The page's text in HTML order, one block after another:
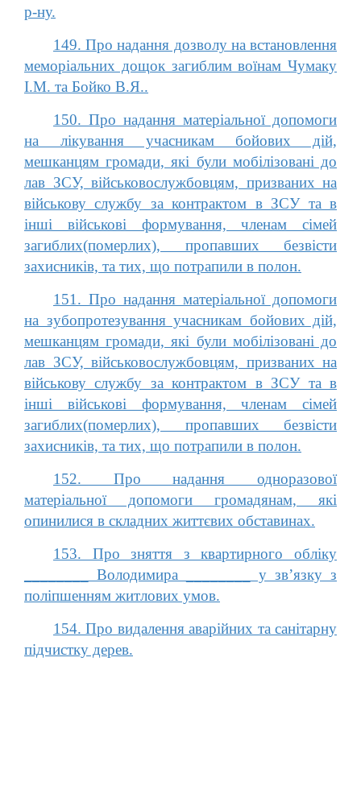
р-ну.
149. Про надання дозволу на встановлення
меморіальних дощок загиблим воїнам Чумаку
І.М. та Бойко В.Я..
150. Про надання матеріальної допомоги
на лікування учасникам бойових дій,
мешканцям громади, які були мобілізовані до
лав ЗСУ, військовослужбовцям, призваних на
військову службу за контрактом в ЗСУ та в
інші військові формування, членам сімей
загиблих(померлих), пропавших безвісти
захисників, та тих, що потрапили в полон.
151. Про надання матеріальної допомоги
на зубопротезування учасникам бойових дій,
мешканцям громади, які були мобілізовані до
лав ЗСУ, військовослужбовцям, призваних на
військову службу за контрактом в ЗСУ та в
інші військові формування, членам сімей
загиблих(померлих), пропавших безвісти
захисників, та тих, що потрапили в полон.
152. Про надання одноразової
матеріальної допомоги громадянам, які
опинилися в складних життєвих обставинах.
153. Про зняття з квартирного обліку
________ Володимира ________ у зв’язку з
поліпшенням житлових умов.
154. Про видалення аварійних та санітарну
підчистку дерев.